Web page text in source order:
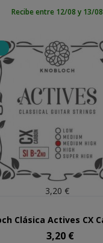
Recibe entre 12/08 y 13/08
3,20 €
Precio
3,20 €